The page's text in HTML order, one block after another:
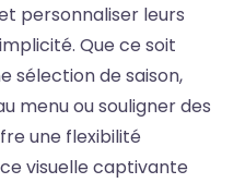
personnaliser leurs
Que ce soit
sélection de saison,
menu ou souligner des
une flexibilité
visuelle captivante